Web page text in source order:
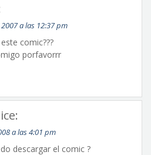
a las 12:37 pm
comic???
porfavorrr
a las 4:01 pm
descargar el comic ?